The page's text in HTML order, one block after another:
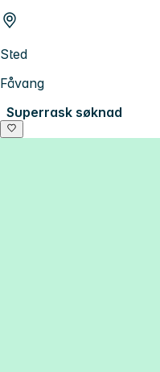
Sted
Fåvang
Superrask søknad